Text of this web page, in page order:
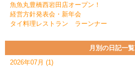
魚魚丸豊橋西岩田店オープン！
経営方針発表会・新年会
タイ料理レストラン ラーンナー
月別の日記一覧
2026年07月 (1)